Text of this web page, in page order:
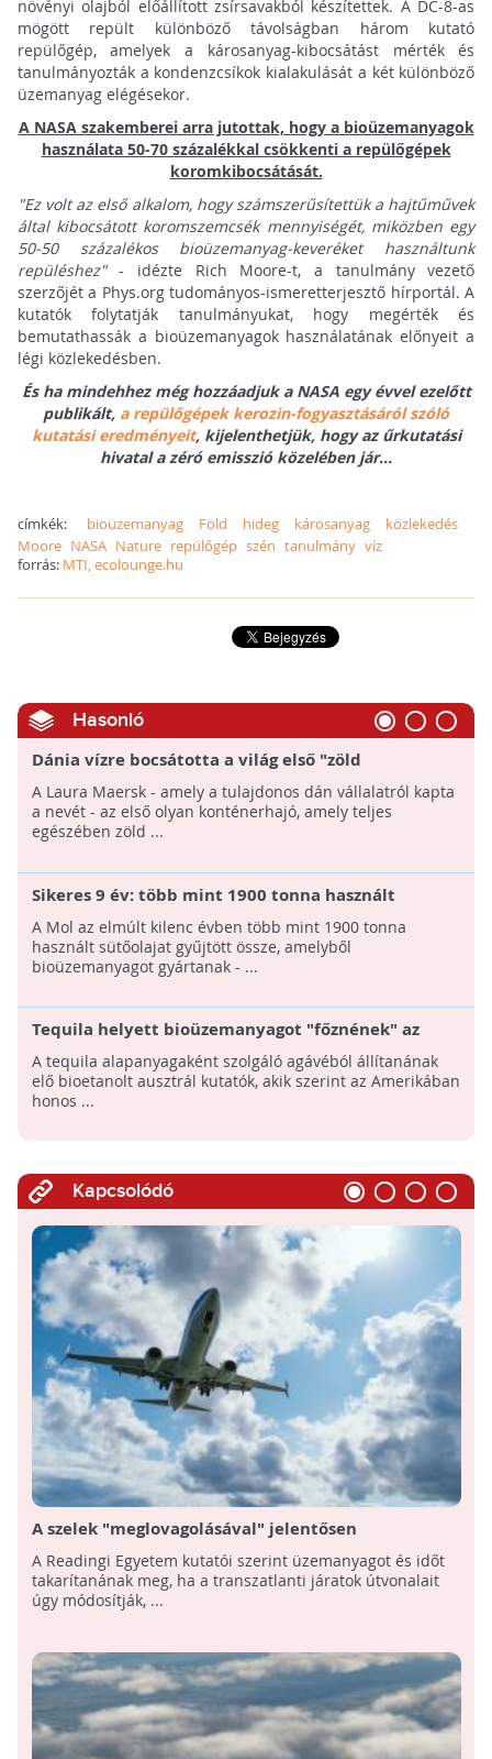
növényi olajból előállított zsírsavakból készítettek. A DC-8-as
mögött repült különböző távolságban három kutató
repülőgép, amelyek a károsanyag-kibocsátást mérték és
tanulmányozták a kondenzcsíkok kialakulását a két különböző
üzemanyag elégésekor.
A NASA szakemberei arra jutottak, hogy a bioüzemanyagok
használata 50-70 százalékkal csökkenti a repülőgépek
koromkibocsátását.
"Ez volt az első alkalom, hogy számszerűsítettük a hajtűművek
által kibocsátott koromszemcsék mennyiségét, miközben egy
50-50 százalékos bioüzemanyag-keveréket használtunk
repüléshez"- idézte Rich Moore-t, a tanulmány vezető
szerzőjét a Phys.org tudományos-ismeretterjesztő hírportál. A
kutatók folytatják tanulmányukat, hogy megérték és
bemutathassák a bioüzemanyagok használatának előnyeit a
légi közlekedésben.
És ha mindehhez még hozzáadjuk a NASA egy évvel ezelőtt
publikált, a repülőgépek kerozin-fogyasztásáról szóló
kutatási eredményeit, kijelenthetjük, hogy az űrkutatási
hivatal a zéró emisszió közelében jár...
címkék: bioüzemanyag Föld hideg károsanyag
közlekedés
Moore NASA Nature repülőgép szén tanulmány víz
forrás: MTI, ecolounge.hu
Hasonló
Dánia vízre bocsátotta a világ első "zöld
konténerhajóját"
A Laura Maersk - amely a tulajdonos dán vállalatról kapta
a nevét - az első olyan konténerhajó, amely teljes
egészében zöld ...
Sikeres 9 év: több mint 1900 tonna használt
sütőolajat gyűjtött össze a Mol
A Mol az elmúlt kilenc évben több mint 1900 tonna
használt sütőolajat gyűjtött össze, amelyből
bioüzemanyagot gyártanak - ...
Tequila helyett bioüzemanyagot "főznének" az
agavéból ausztrál kutatók
A tequila alapanyagaként szolgáló agávéból állítanának
elő bioetanolt ausztrál kutatók, akik szerint az Amerikában
honos ...
Kapcsolódó
A szelek "meglovagolásával" jelentősen
csökkenthető a repülőgépek
üzemanyagfogyasztása
A Readingi Egyetem kutatói szerint üzemanyagot és időt
takarítanának meg, ha a transzatlanti járatok útvonalait
úgy módosítják, ...